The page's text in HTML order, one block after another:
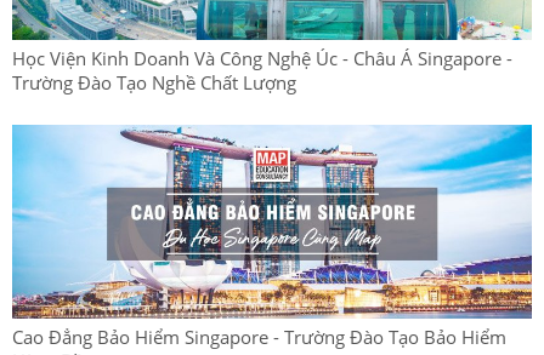
Học Viện Kinh Doanh Và Công Nghệ Úc - Châu Á Singapore -
Trường Đào Tạo Nghề Chất Lượng
Cao Đẳng Bảo Hiểm Singapore - Trường Đào Tạo Bảo Hiểm